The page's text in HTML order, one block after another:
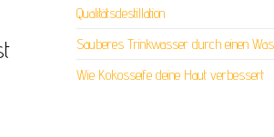
Qualitätsdestillation
Sauberes Trinkwasser durch einen
Wie Kokosseife deine Haut verbessert